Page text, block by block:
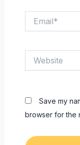
Save my
browser for the